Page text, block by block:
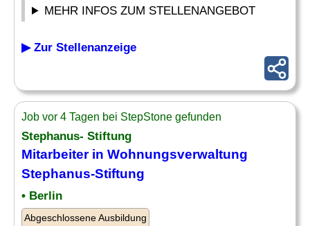
MEHR INFOS ZUM STELLENANGEBOT
▶ Zur Stellenanzeige
Job vor 4 Tagen bei StepStone gefunden
Stephanus- Stiftung
Mitarbeiter in Wohnungsverwaltung
Stephanus-Stiftung
• Berlin
Abgeschlossene Ausbildung